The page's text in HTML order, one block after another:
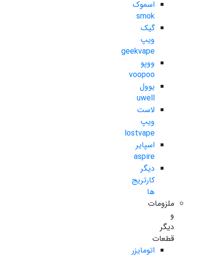
اسموک
smok
گیک
ویپ
geekvape
ووپو
voopoo
یوول
uwell
لاست
ویپ
lostvape
اسپایر
aspire
دیگر
کارتریج
ها
ملزومات
و
دیگر
قطعات
اتومایزر